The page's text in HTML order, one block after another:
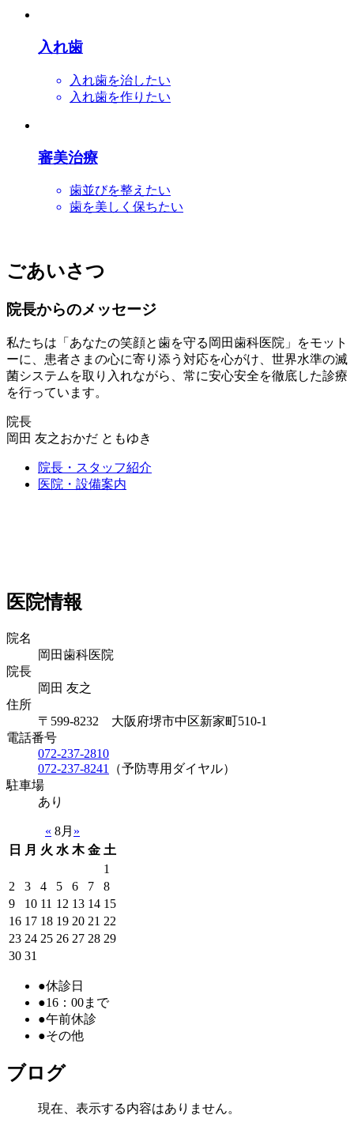
入れ歯
入れ歯を治したい
入れ歯を作りたい
審美治療
歯並びを整えたい
歯を美しく保ちたい
ごあいさつ
院長からのメッセージ
私たちは「あなたの笑顔と歯を守る岡田歯科医院」をモット
ーに、患者さまの心に寄り添う対応を心がけ、世界水準の滅
菌システムを取り入れながら、常に安心安全を徹底した診療
を行っています。
院長
岡田 友之おかだ ともゆき
院長・スタッフ紹介
医院・設備案内
医院情報
院名
岡田歯科医院
院長
岡田 友之
住所
〒599-8232 大阪府堺市中区新家町510-1
電話番号
072-237-2810
072-237-8241
（予防専用ダイヤル）
駐車場
あり
« 8月 »
日
月 火 水 木 金 土
1
2
3 4 5 6 7
8
9
10 11 12 13 14 15
16 17 18 19 20 21 22
23 24 25 26 27 28 29
30 31
●休診日
●16：00まで
●午前休診
●その他
ブログ
現在、表示する内容はありません。